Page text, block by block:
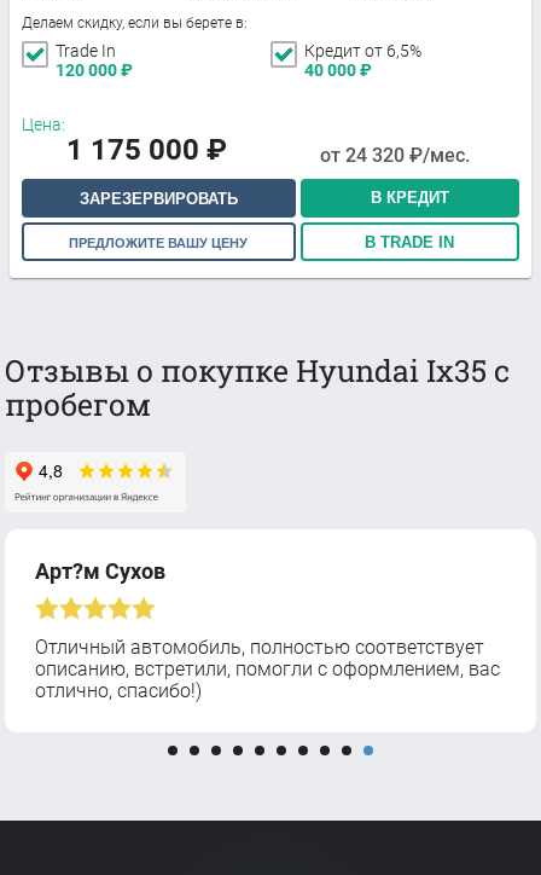
Делаем скидку, если вы берете в:
Trade In
120 000₽
Кредит от 6,5%
40 000₽
Цена:
1 175 000 ₽ от 24 320 ₽/мес.
ЗАРЕЗЕРВИРОВАТЬ В КРЕДИТ
ПРЕДЛОЖИТЕ ВАШУ ЦЕНУ В TRADE IN
Отзывы о покупке Hyundai Ix35 с
пробегом
Арт?м Сухов
Отличный автомобиль, полностью соответствует
описанию, встретили, помогли с оформлением, вас
отлично, спасибо!)